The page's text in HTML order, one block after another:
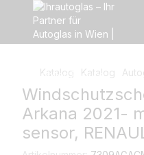
Katalog Katalog
Arkana 2021-
sensor,